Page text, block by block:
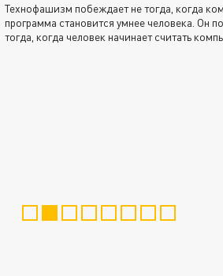
Технофашизм побеждает не тогда, когда
программа становится умнее человека. Он
тогда, когда человек начинает считать